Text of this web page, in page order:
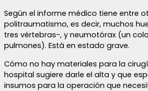
Según el informe médico tiene entre
politraumatismo, es decir, muchos
tres vértebras-, y neumotórax (un
pulmones). Está en estado grave.
Cómo no hay materiales para la
hospital sugiere darle el alta y que
insumos para la operación que